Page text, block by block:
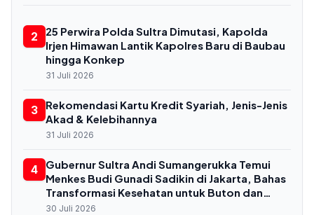
2
25 Perwira Polda Sultra Dimutasi, Kapolda
Irjen Himawan Lantik Kapolres Baru di Baubau
hingga Konkep
31 Juli 2026
3
Rekomendasi Kartu Kredit Syariah, Jenis-Jenis
Akad & Kelebihannya
31 Juli 2026
4
Gubernur Sultra Andi Sumangerukka Temui
Menkes Budi Gunadi Sadikin di Jakarta, Bahas
Transformasi Kesehatan untuk Buton dan
Baubau
30 Juli 2026